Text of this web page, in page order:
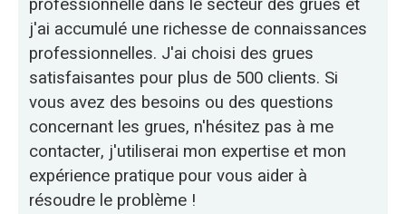
j'ai accumulé une richesse de connaissances
professionnelles. J'ai choisi des grues
satisfaisantes pour plus de 500 clients. Si
vous avez des besoins ou des questions
concernant les grues, n'hésitez pas à me
contacter, j'utiliserai mon expertise et mon
expérience pratique pour vous aider à
résoudre le problème !